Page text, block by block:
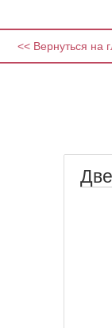
<< Вернуться на